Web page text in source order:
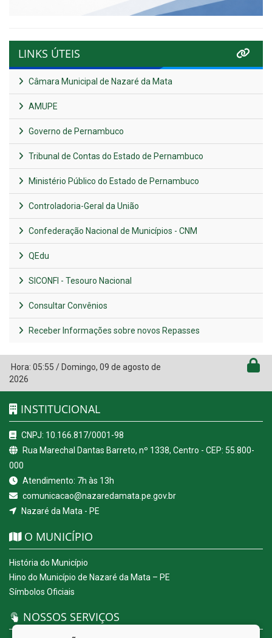
LINKS ÚTEIS
Câmara Municipal de Nazaré da Mata
AMUPE
Governo de Pernambuco
Tribunal de Contas do Estado de Pernambuco
Ministério Público do Estado de Pernambuco
Controladoria-Geral da União
Confederação Nacional de Municípios - CNM
QEdu
SICONFI - Tesouro Nacional
Consultar Convênios
Receber Informações sobre novos Repasses
Hora: 05:55 / Domingo, 09 de agosto de
2026
INSTITUCIONAL
CNPJ: 10.166.817/0001-98
Rua Marechal Dantas Barreto, nº 1338, Centro - CEP: 55.800-
000
Atendimento: 7h às 13h
comunicacao@nazaredamata.pe.gov.br
Nazaré da Mata - PE
O MUNICÍPIO
História do Município
Hino do Município de Nazaré da Mata – PE
Símbolos Oficiais
NOSSOS SERVIÇOS